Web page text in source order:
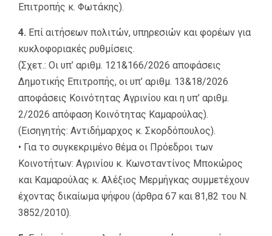
Επιτροπής κ. Φωτάκης).
4. Επί αιτήσεων πολιτών, υπηρεσιών και φορέων για
κυκλοφοριακές ρυθμίσεις.
(Σχετ.: Οι υπ’ αριθμ. 121&166/2026 αποφάσεις
Δημοτικής Επιτροπής, οι υπ’ αριθμ. 13&18/2026
αποφάσεις Κοινότητας Αγρινίου και η υπ’ αριθμ.
2/2026 απόφαση Κοινότητας Καμαρούλας).
(Εισηγητής: Αντιδήμαρχος κ. Σκορδόπουλος).
• Για το συγκεκριμένο θέμα οι Πρόεδροι των
Κοινοτήτων: Αγρινίου κ. Κωνσταντίνος Μποκώρος
και Καμαρούλας κ. Αλέξιος Μερμήγκας συμμετέχουν
έχοντας δικαίωμα ψήφου (άρθρα 67 και 81,82 του Ν.
3852/2010).